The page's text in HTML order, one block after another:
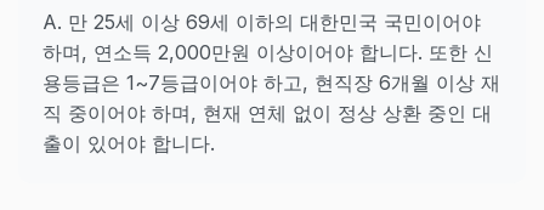
A. 만 25세 이상 69세 이하의 대한민국 국민이어야
하며, 연소득 2,000만원 이상이어야 합니다. 또한 신
용등급은 1~7등급이어야 하고, 현직장 6개월 이상 재
직 중이어야 하며, 현재 연체 없이 정상 상환 중인 대
출이 있어야 합니다.